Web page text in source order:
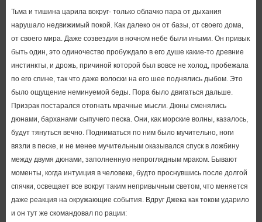
Тьма и тишина царила вокруг- только облачко пара от дыхания
нарушало недвижимый покой. Как далеко он от базы, от своего дома,
от своего мира. Даже созвездия в ночном небе были иными. Он привык
быть один, это одиночество пробуждало в его душе какие-то древние
инстинкты, и дрожь, причиной которой был вовсе не холод, пробежала
по его спине, так что даже волоски на его шее поднялись дыбом. Это
было ощущение неминуемой беды. Пора было двигаться дальше.
Призрак постарался отогнать мрачные мысли. Дюны сменялись
дюнами, барханами сыпучего песка. Они, как морские волны, казалось,
будут тянуться вечно. Подниматься по ним было мучительно, ноги
вязли в песке, и не менее мучительным оказывался спуск в ложбину
между двумя дюнами, заполненную непроглядным мраком. Бывают
моменты, когда интуиция в человеке, будто проснувшись после долгой
спячки, освещает все вокруг таким непривычным светом, что меняется
даже реакция на окружающие события. Вдруг Джека как током ударило
и он тут же скомандовал по рации: